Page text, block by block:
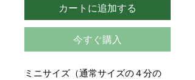
カートに追加する
今すぐ購入
ミニサイズ（通常サイズの４分の